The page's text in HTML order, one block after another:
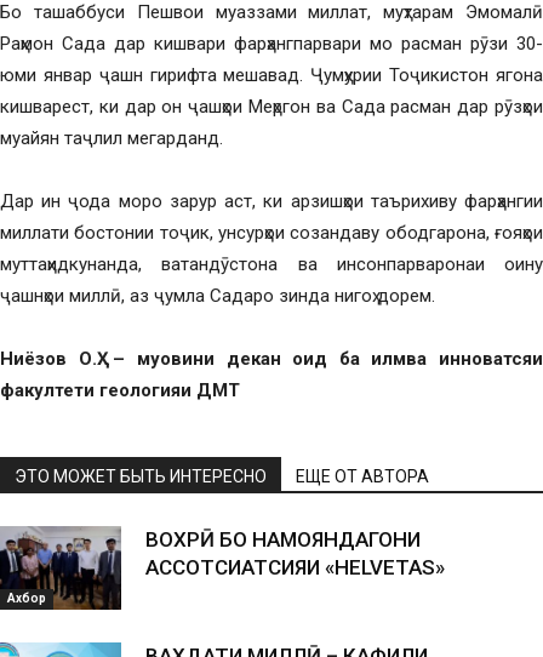
Бо ташаббуси Пешвои муаззами миллат, муҳтарам Эмомалӣ
Раҳмон Сада дар кишвари фарҳангпарвари мо расман рӯзи 30-
юми январ ҷашн гирифта мешавад. Ҷумҳурии Тоҷикистон ягона
кишварест, ки дар он ҷашҳои Меҳргон ва Сада расман дар рӯзҳои
муайян таҷлил мегарданд.
Дар ин ҷода моро зарур аст, ки арзишҳои таърихиву фарҳангии
миллати бостонии тоҷик, унсурҳои созандаву ободгарона, ғояҳои
муттаҳидкунанда, ватандӯстона ва инсонпарваронаи оину
ҷашнҳои миллӣ, аз ҷумла Садаро зинда нигоҳ дорем.
Ниёзов О.Ҳ. – муовини декан оид ба илмва инноватсяи
факултети геологияи ДМТ
ЭТО МОЖЕТ БЫТЬ ИНТЕРЕСНО ЕЩЕ ОТ АВТОРА
Ахбор
ВОХӮРӢ БО НАМОЯНДАГОНИ
АССОТСИАТСИЯИ «HELVETAS»